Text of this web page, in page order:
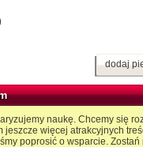
dodaj
naukę. Chcemy się
jeszcze więcej atrakcyjnych
poprosić o wsparcie. Zostań